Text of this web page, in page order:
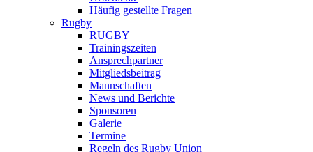
Häufig gestellte Fragen
Rugby
RUGBY
Trainingszeiten
Ansprechpartner
Mitgliedsbeitrag
Mannschaften
News und Berichte
Sponsoren
Galerie
Termine
Regeln des Rugby Union